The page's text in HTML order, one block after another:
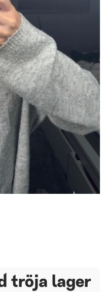
tröja lager